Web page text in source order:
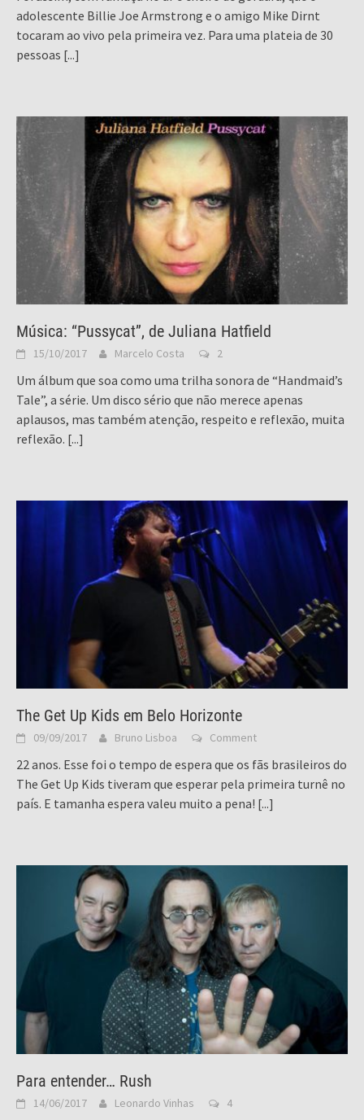
adolescente Billie Joe Armstrong e o amigo Mike Dirnt
tocaram ao vivo pela primeira vez. Para uma plateia de 30
pessoas [...]
Música: “Pussycat”, de Juliana Hatfield
15/10/2017 Marcelo Costa 2
Um álbum que soa como uma trilha sonora de “Handmaid’s
Tale”, a série. Um disco sério que não merece apenas
aplausos, mas também atenção, respeito e reflexão, muita
reflexão. [...]
The Get Up Kids em Belo Horizonte
09/09/2017 Bruno Lisboa Comment
22 anos. Esse foi o tempo de espera que os fãs brasileiros do
The Get Up Kids tiveram que esperar pela primeira turnê no
país. E tamanha espera valeu muito a pena! [...]
Para entender… Rush
14/06/2017 Leonardo Vinhas 4